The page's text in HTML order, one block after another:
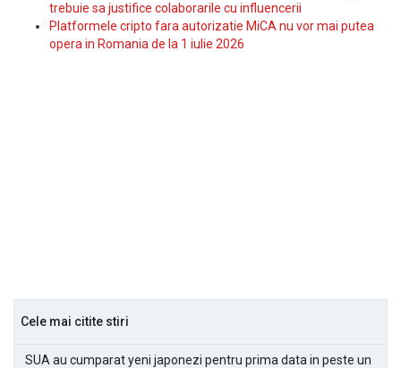
trebuie sa justifice colaborarile cu influencerii
Platformele cripto fara autorizatie MiCA nu vor mai putea
opera in Romania de la 1 iulie 2026
Cele mai citite stiri
SUA au cumparat yeni japonezi pentru prima data in peste un